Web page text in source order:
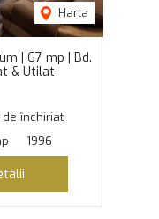
Harta
| 67 mp | Bd.
& Utilat
închiriat
1996